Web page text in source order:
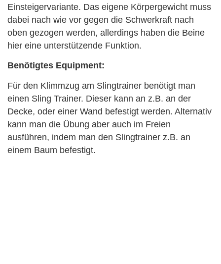
Einsteigervariante. Das eigene Körpergewicht muss
dabei nach wie vor gegen die Schwerkraft nach
oben gezogen werden, allerdings haben die Beine
hier eine unterstützende Funktion.
Benötigtes Equipment:
Für den Klimmzug am Slingtrainer benötigt man
einen Sling Trainer. Dieser kann an z.B. an der
Decke, oder einer Wand befestigt werden. Alternativ
kann man die Übung aber auch im Freien
ausführen, indem man den Slingtrainer z.B. an
einem Baum befestigt.